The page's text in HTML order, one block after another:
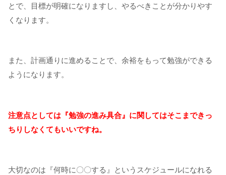
とで、目標が明確になりますし、やるべきことが分かりやす
くなります。
また、計画通りに進めることで、余裕をもって勉強ができる
ようになります。
注意点としては『勉強の進み具合』に関してはそこまできっ
ちりしなくてもいいですね。
大切なのは『何時に〇〇する』というスケジュールになれる